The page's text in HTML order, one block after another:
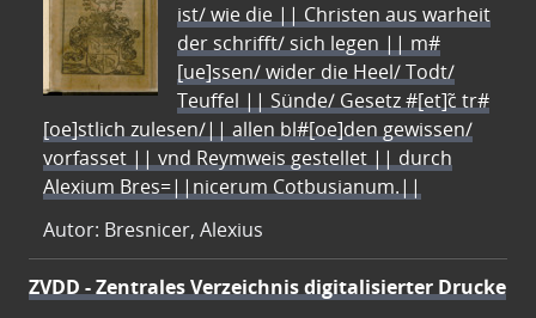
ist/ wie die || Christen aus warheit
der schrifft/ sich legen || m#
[ue]ssen/ wider die Heel/ Todt/
Teuffel || Sünde/ Gesetz #[et]c̃ tr#
[oe]stlich zulesen/|| allen bl#[oe]den gewissen/
vorfasset || vnd Reymweis gestellet || durch
Alexium Bres=||nicerum Cotbusianum.||
Autor: Bresnicer, Alexius
ZVDD - Zentrales Verzeichnis digitalisierter Drucke